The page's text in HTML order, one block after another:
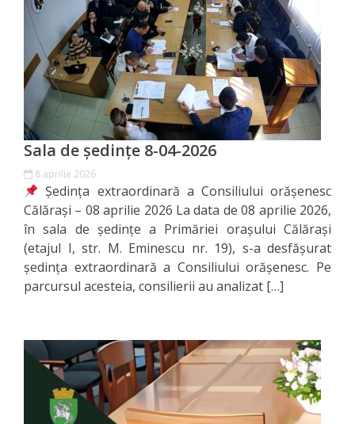
înfrățite
Strategii
Registrul
de
Stat
al
Actelor
Locale
Primăria
Aparatul
Primăriei
Lista
Sala de ședințe 8-04-2026
8 aprilie 2026
Ședința extraordinară a Consiliului orășenesc
Călărași – 08 aprilie 2026 La data de 08 aprilie 2026,
în sala de ședințe a Primăriei orașului Călărași
(etajul I, str. M. Eminescu nr. 19), s-a desfășurat
ședința extraordinară a Consiliului orășenesc. Pe
parcursul acesteia, consilierii au analizat […]